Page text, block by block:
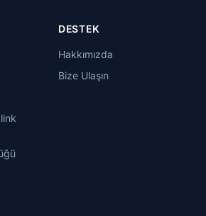
DESTEK
Hakkımızda
Bize Ulaşın